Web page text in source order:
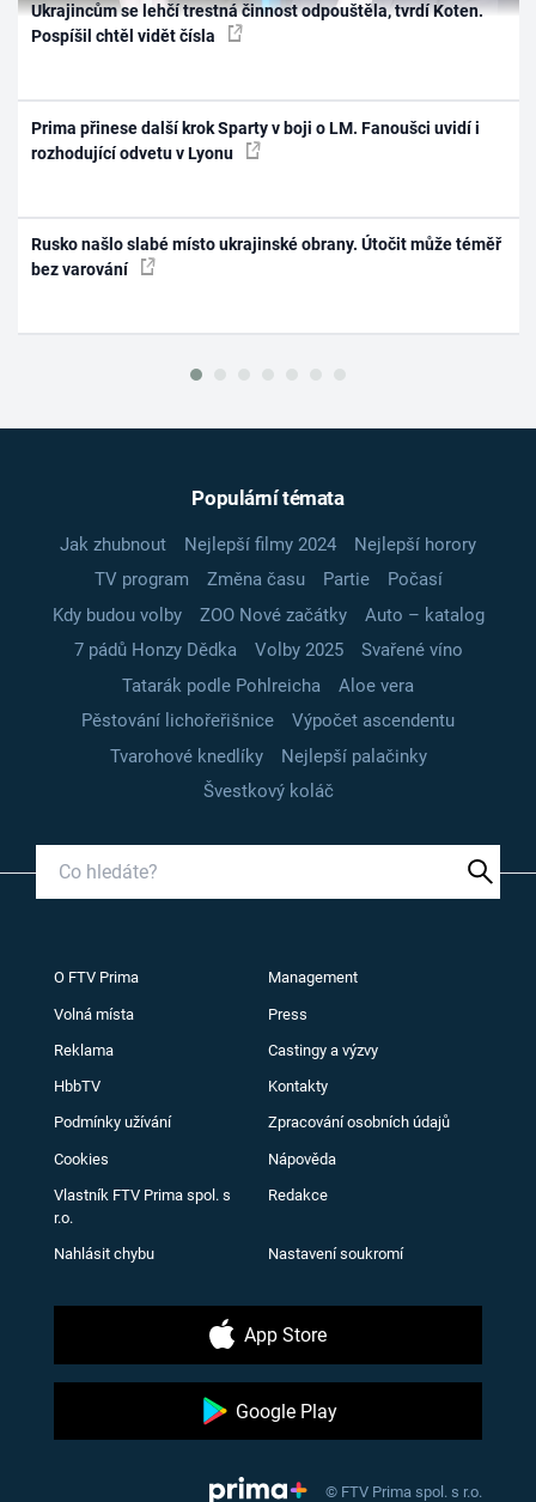
Ukrajincům se lehčí trestná činnost odpouštěla, tvrdí Koten.
Pospíšil chtěl vidět čísla
Prima přinese další krok Sparty v boji o LM. Fanoušci uvidí i
rozhodující odvetu v Lyonu
Rusko našlo slabé místo ukrajinské obrany. Útočit může téměř
bez varování
Populární témata
Jak zhubnout Nejlepší filmy 2024
Nejlepší horory
TV program
Změna času Partie
Počasí
Kdy budou volby
ZOO Nové začátky
Auto – katalog
7 pádů Honzy Dědka
Volby 2025
Svařené víno
Tatarák podle Pohlreicha
Aloe vera
Pěstování lichořeřišnice
Výpočet ascendentu
Tvarohové knedlíky
Nejlepší palačinky
Švestkový koláč
O FTV Prima Management
Volná místa Press
Reklama Castingy a výzvy
HbbTV Kontakty
Podmínky užívání Zpracování osobních údajů
Cookies Nápověda
Vlastník FTV Prima spol. s
r.o.
Redakce
Nahlásit chybu Nastavení soukromí
App Store
Google Play
© FTV Prima spol. s r.o.